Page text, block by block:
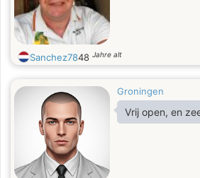
Sanchez7848 Jahre alt
Groningen
Vrij open, en